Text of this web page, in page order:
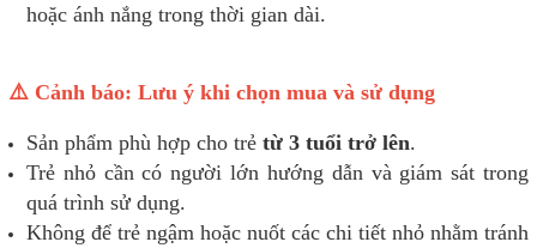
hoặc ánh nắng trong thời gian dài.
⚠️ Cảnh báo: Lưu ý khi chọn mua và sử dụng
Sản phẩm phù hợp cho trẻ từ 3 tuổi trở lên.
Trẻ nhỏ cần có người lớn hướng dẫn và giám sát trong
quá trình sử dụng.
Không để trẻ ngậm hoặc nuốt các chi tiết nhỏ nhằm tránh